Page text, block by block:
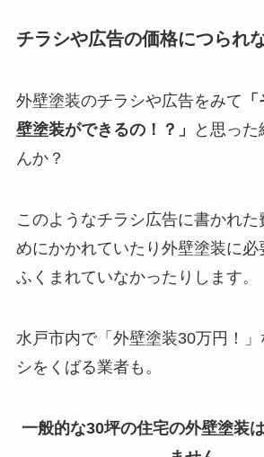
チラシや広告の価格につられ
外壁塗装のチラシや広告をみて
壁塗装ができるの！？」
と思っ
んか？
このようなチラシ広告に書かれ
めにかかれていたり外壁塗装に
ふくまれていなかったりします。
水戸市内で「外壁塗装30万円！
シをくばる業者も。
一般的な30坪の住宅の外壁塗装